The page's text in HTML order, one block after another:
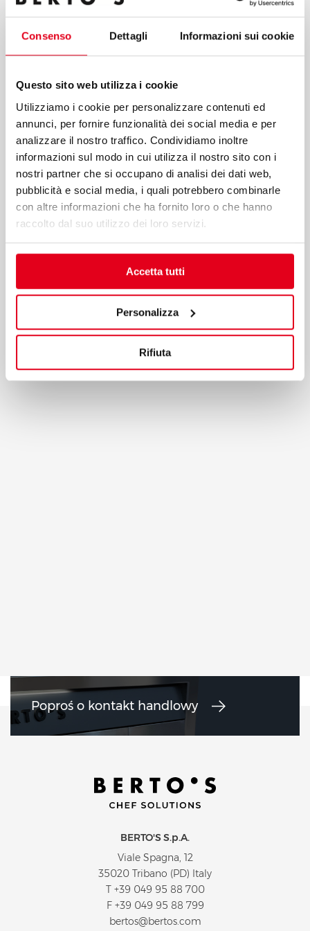
Consenso Dettagli Informazioni sui cookie
Questo sito web utilizza i cookie
Utilizziamo i cookie per personalizzare contenuti ed
annunci, per fornire funzionalità dei social media e per
analizzare il nostro traffico. Condividiamo inoltre
informazioni sul modo in cui utilizza il nostro sito con i
nostri partner che si occupano di analisi dei dati web,
pubblicità e social media, i quali potrebbero combinarle
con altre informazioni che ha fornito loro o che hanno
raccolto dal suo utilizzo dei loro servizi.
Accetta tutti
Personalizza
Rifiuta
including possible processing carried out in EU member
states or non-EU countries.
Submit
Berto’s S.p.A.
Viale Spagna, 12
35020 Tribano (PD) Italy
+39 049 95 88 700
F +39 049 95 88 799
bertos@bertos.com
Poproś o kontakt handlowy
BERTO'S S.p.A.
Viale Spagna, 12
35020 Tribano (PD) Italy
T +39 049 95 88 700
F +39 049 95 88 799
bertos@bertos.com